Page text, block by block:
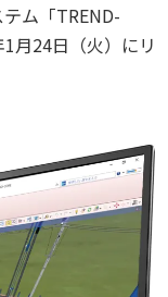
ム「TREND-
月24日（火）にリ